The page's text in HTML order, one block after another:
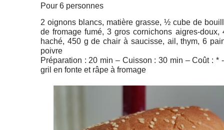
Pour 6 personnes
2 oignons blancs, matière grasse, ½ cube de
de fromage fumé, 3 gros cornichons aigres-
haché, 450 g de chair à saucisse, ail, thym, 6
poivre
Préparation : 20 min – Cuisson : 30 min – Coût : *
gril en fonte et râpe à fromage